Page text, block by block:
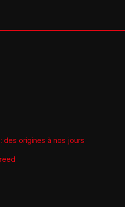
des origines à nos jours